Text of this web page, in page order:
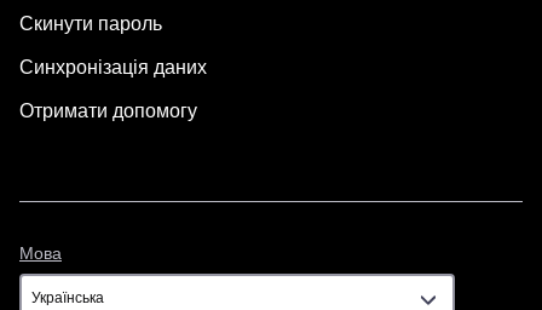
Скинути пароль
Синхронізація даних
Отримати допомогу
Мова